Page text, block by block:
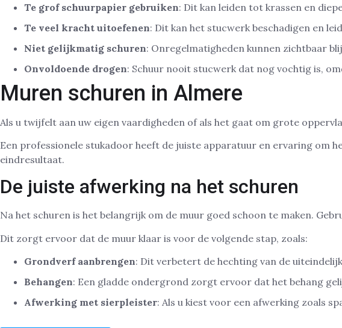
Te grof schuurpapier gebruiken: Dit kan leiden tot krassen en
Te veel kracht uitoefenen: Dit kan het stucwerk beschadigen en
Niet gelijkmatig schuren: Onregelmatigheden kunnen zichtbaar
Onvoldoende drogen: Schuur nooit stucwerk dat nog vochtig is,
Muren schuren in Almere
Als u twijfelt aan uw eigen vaardigheden of als het gaat om grote
Een professionele stukadoor heeft de juiste apparatuur en ervaring om
eindresultaat.
De juiste afwerking na het schuren
Na het schuren is het belangrijk om de muur goed schoon te maken.
Dit zorgt ervoor dat de muur klaar is voor de volgende stap, zoals:
Grondverf aanbrengen: Dit verbetert de hechting van de
Behangen: Een gladde ondergrond zorgt ervoor dat het behang
Afwerking met sierpleister: Als u kiest voor een afwerking zoals